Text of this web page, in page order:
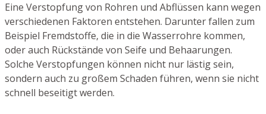
Eine Verstopfung von Rohren und Abflüssen kann wegen
verschiedenen Faktoren entstehen. Darunter fallen zum
Beispiel Fremdstoffe, die in die Wasserrohre kommen,
oder auch Rückstände von Seife und Behaarungen.
Solche Verstopfungen können nicht nur lästig sein,
sondern auch zu großem Schaden führen, wenn sie nicht
schnell beseitigt werden.